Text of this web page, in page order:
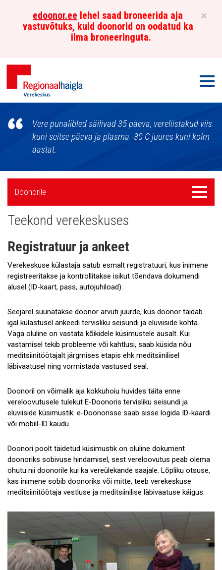
×
edoonor.ee lehel saad broneerida aja
vastuvõtuks, kuid doonorid on oodatud ka
ilma broneeringuta.
Põhja-
Eesti
Regionaalhaigla
Verekeskus
Vere punalibled säilivad 35 päeva, vereliistakud viis
kuni seitse päeva ja plasma -30 C juures kuni kolm
aastat.
Külgpaani
navigatsioon
Menüü
Doonorile
Väljasõitude graafik
Nõuded doonorile
Parkimine verekeskustes
Kus loovutada?
Teekond verekeskuses
Vereloovutamise piirangud
Kui vereloovutusel tekib minestustunne
KKK
Saada tagasiside
Legend pelikanist
Ajalugu
Õppematerjal
Teekond verekeskuses
Registratuur ja ankeet
Verekeskuse külastaja satub esmalt registratuuri, kus inimene
registreeritakse ja kontrollitakse isikut tõendava dokumendi
alusel (ID-kaart, pass, autojuhiload).
Seejärel suunatakse doonor arvuti juurde, kus doonor täidab
igal külastusel ankeedi tervisliku seisundi ja eluviiside kohta.
Väga oluline on vastata kõikidele küsimustele ausalt. Kui
vastamisel tekib probleeme või kahtlusi, saab küsida nõu
meditsiinitöötajalt järgmises etapis ehk meditsiinilisel
läbivaatusel ning vormistada vastused seal.
Doonoril on võimalik aja kokkuhoiu huvides täita enne
vereloovutusele tulekut E-Doonoris tervisliku seisundi ja
eluviiside küsimustik. e-Doonorisse saab sisse logida ID-kaardi
või mobiil-ID kaudu.
Doonori poolt täidetud küsimustik on oluline dokument
doonoriks sobivuse hindamisel, sest vereloovutus peab olema
ohutu nii doonorile kui ka vereülekande saajale. Lõpliku otsuse,
kas inimene sobib doonoriks või mitte, teeb verekeskuse
meditsiinitöötaja vestluse ja meditsiinilise läbivaatuse käigus.